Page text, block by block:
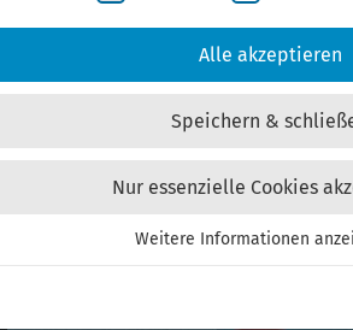
in
Alle akzeptieren
Speichern &
Nur essenzielle Cookies
Cookies werden für grundlegende
Weitere Informationen